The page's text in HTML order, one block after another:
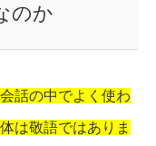
のか
話の中でよく使わ
は敬語ではありま